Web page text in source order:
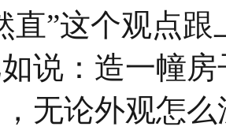
直”这个观点
说：造一幢
无论外观怎